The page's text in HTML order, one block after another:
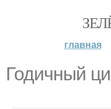
главная
Годичный